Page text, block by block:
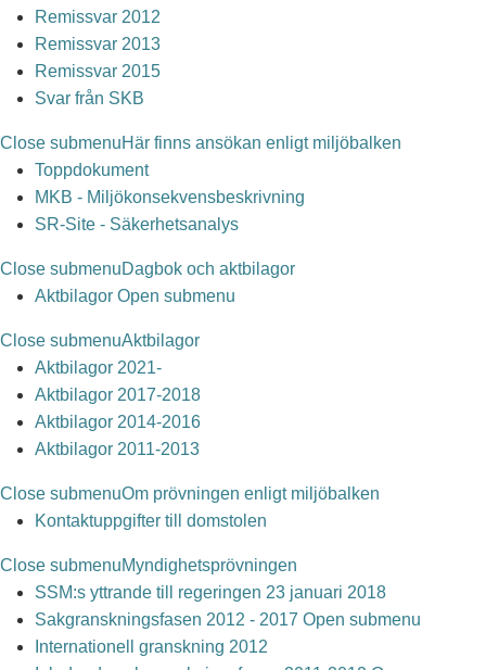
Remissvar 2012
Remissvar 2013
Remissvar 2015
Svar från SKB
Close submenuHär finns ansökan enligt miljöbalken
Toppdokument
MKB - Miljökonsekvensbeskrivning
SR-Site - Säkerhetsanalys
Close submenuDagbok och aktbilagor
Aktbilagor Open submenu
Close submenuAktbilagor
Aktbilagor 2021-
Aktbilagor 2017-2018
Aktbilagor 2014-2016
Aktbilagor 2011-2013
Close submenuOm prövningen enligt miljöbalken
Kontaktuppgifter till domstolen
Close submenuMyndighetsprövningen
SSM:s yttrande till regeringen 23 januari 2018
Sakgranskningsfasen 2012 - 2017 Open submenu
Internationell granskning 2012